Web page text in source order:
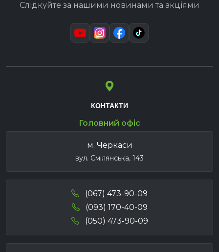
Слідкуйте за нашими новинами та акціями
КОНТАКТИ
Головний офіс
м. Черкаси
вул. Смілянська, 143
(067) 473-90-09
(093) 170-40-09
(050) 473-90-09